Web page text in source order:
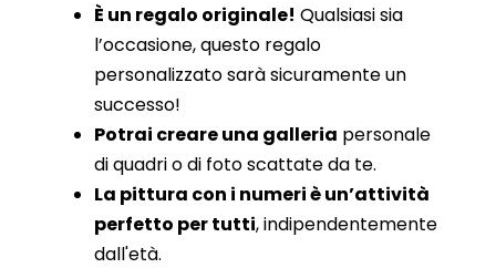
È un regalo originale! Qualsiasi sia
l’occasione, questo regalo
personalizzato sarà sicuramente un
successo!
Potrai creare una galleria personale
di quadri o di foto scattate da te.
La pittura con i numeri è un’attività
perfetto per tutti, indipendentemente
dall'età.